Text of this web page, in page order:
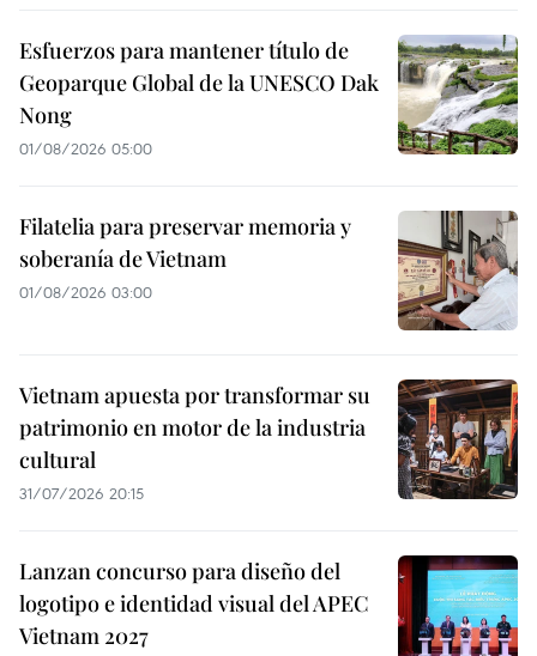
Esfuerzos para mantener título de
Geoparque Global de la UNESCO Dak
Nong
01/08/2026 05:00
Filatelia para preservar memoria y
soberanía de Vietnam
01/08/2026 03:00
Vietnam apuesta por transformar su
patrimonio en motor de la industria
cultural
31/07/2026 20:15
Lanzan concurso para diseño del
logotipo e identidad visual del APEC
Vietnam 2027